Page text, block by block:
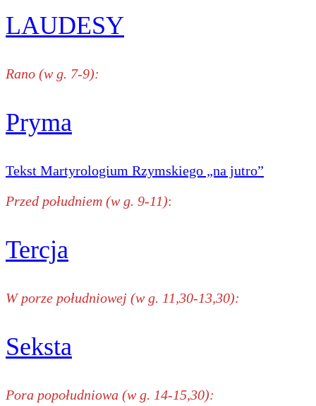
LAUDESY
Rano (w g. 7-9):
Pryma
Tekst Martyrologium Rzymskiego „na jutro”
Przed południem (w g. 9-11):
Tercja
W porze południowej (w g. 11,30-13,30):
Seksta
Pora popołudniowa (w g. 14-15,30):